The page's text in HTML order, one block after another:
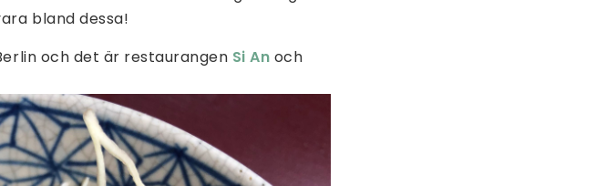
bland dessa!
och det är restaurangen Si An och